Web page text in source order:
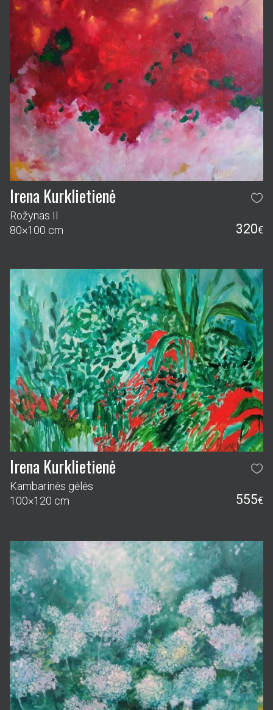
Irena Kurklietienė
Rožynas II
80×100 cm
320€
Irena Kurklietienė
Kambarinės gėlės
100×120 cm
555€